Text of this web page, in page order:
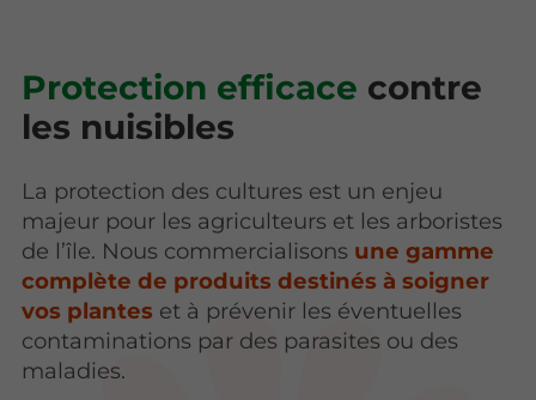
Protection efficace contre
les nuisibles
La protection des cultures est un enjeu
majeur pour les agriculteurs et les arboristes
de l’île. Nous commercialisons une gamme
complète de produits destinés à soigner
vos plantes et à prévenir les éventuelles
contaminations par des parasites ou des
maladies.